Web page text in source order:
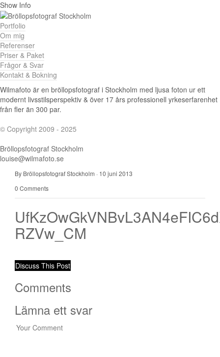
Show Info
Portfolio
Om mig
Referenser
Priser & Paket
Frågor & Svar
Kontakt & Bokning
Wilmafoto är en bröllopsfotograf i Stockholm med ljusa foton ur ett
modernt livsstilsperspektiv & över 17 års professionell yrkeserfarenhet
från fler än 300 par.
© Copyright 2009 - 2025
Bröllopsfotograf Stockholm
louise@wilmafoto.se
By Bröllopsfotograf Stockholm · 10 juni 2013
0 Comments
RZVw_CM
Discuss This Post
Comments
Lämna ett svar